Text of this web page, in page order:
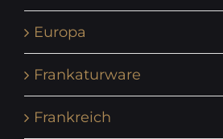
Europa
Frankaturware
Frankreich